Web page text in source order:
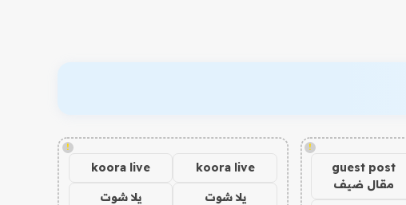
!
guest post
مقال ضيف
!
koora live
koora live
يلا شوت يلا شوت